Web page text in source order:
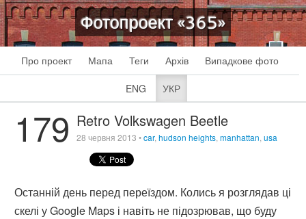
Фотопроект «365»
Про проект Мапа Теги Архів Випадкове фото
ENG УКР
179 Retro Volkswagen Beetle
28 червня 2013 •car, hudson heights manhattan usa
Останній день перед переїздом. Колись я розглядав ці
скелі у Google Maps і навіть не підозрював, що буду